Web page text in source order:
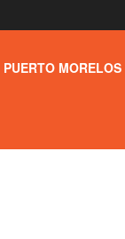
PUERTO MORELOS